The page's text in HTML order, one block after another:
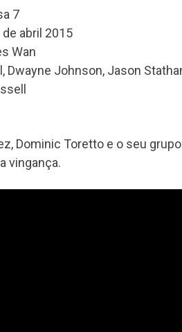
7
abril 2015
Wan
Dwayne Johnson, Jason
Dominic Toretto e o seu
vingança.